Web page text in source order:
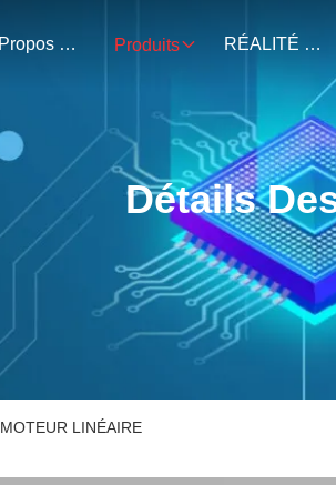
À Propos Nous. Produits RÉALITÉ VIRTUELLE
Détails
MOTEUR LINÉAIRE